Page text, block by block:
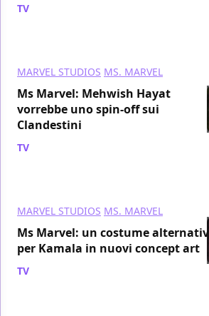
TV
MARVEL STUDIOS MS. MARVEL
Ms Marvel: Mehwish Hayat
vorrebbe uno spin-off sui
Clandestini
TV
MARVEL STUDIOS MS. MARVEL
Ms Marvel: un costume alternativo
per Kamala in nuovi concept art
TV